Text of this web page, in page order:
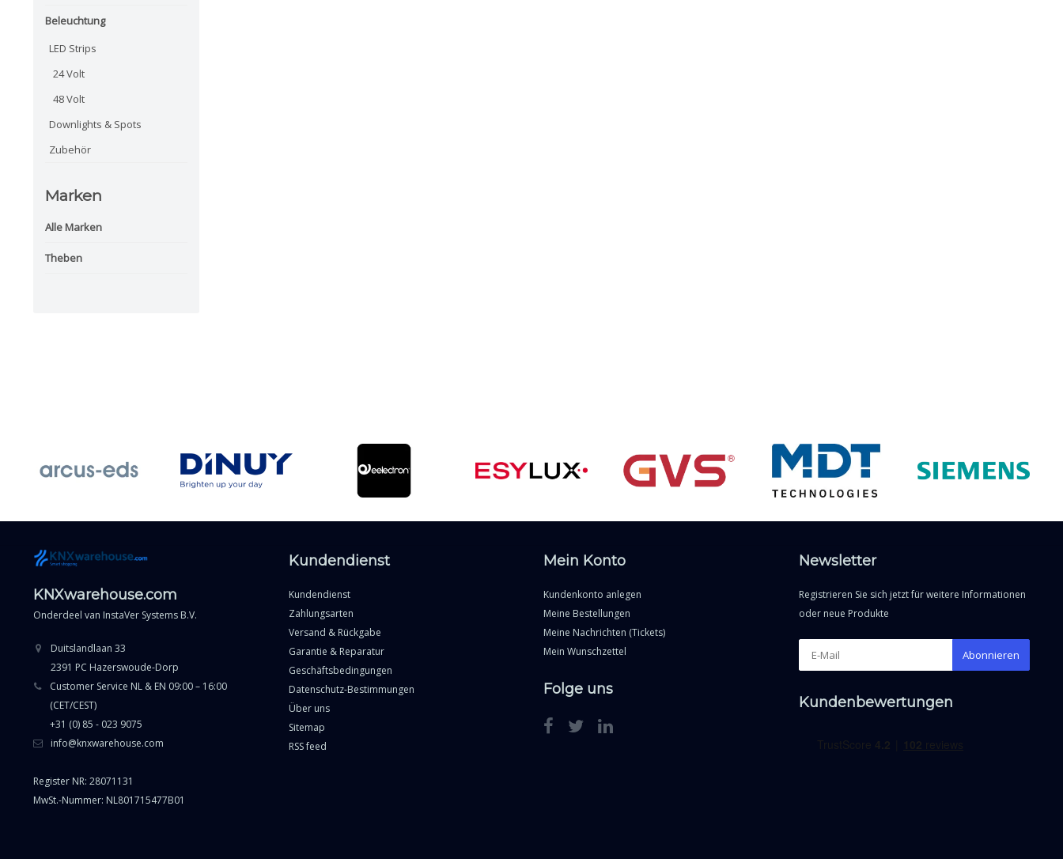
Beleuchtung
LED Strips
24 Volt
48 Volt
Downlights & Spots
Zubehör
Marken
Alle Marken
Theben
KNXwarehouse.com
Onderdeel van InstaVer Systems B.V.
Duitslandlaan 33
2391 PC Hazerswoude-Dorp
Customer Service NL & EN 09:00 – 16:00
(CET/CEST)
+31 (0) 85 - 023 9075
info@knxwarehouse.com
Register NR: 28071131
MwSt.-Nummer: NL801715477B01
Kundendienst
Kundendienst
Zahlungsarten
Versand & Rückgabe
Garantie & Reparatur
Geschäftsbedingungen
Datenschutz-Bestimmungen
Über uns
Sitemap
RSS feed
Mein Konto
Kundenkonto anlegen
Meine Bestellungen
Meine Nachrichten (Tickets)
Mein Wunschzettel
Folge uns
Newsletter
Registrieren Sie sich jetzt für weitere Informationen
oder neue Produkte
Abonnieren
Kundenbewertungen